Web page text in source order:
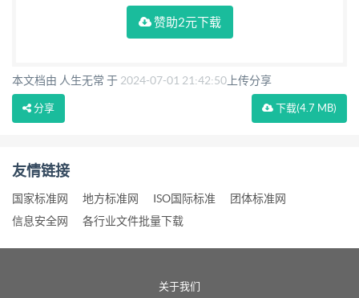
赞助2元下载
本文档由 人生无常 于 2024-07-01 21:42:50 上传分享
下载(4.7 MB)
分享
友情链接
国家标准网 地方标准网 ISO国际标准
团体标准网
信息安全网
各行业文件批量下载
关于我们